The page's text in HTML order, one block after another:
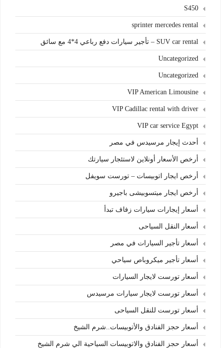
S450
sprinter mercedes rental
SUV car rental – تأجير سيارات دفع رباعي 4*4 مع سائق
Uncategorized
Uncategorized
VIP American Limousine
VIP Cadillac rental with driver
VIP car service Egypt
أحدث إيجار مرسيدس في مصر
أرخص الأسعار أونلاين لاستئجار سيارتك
أرخص ايجار اتوبيسات – تورست سويفل
أرخص ايجار ميتسوبيشى باجيرو
أسعار إيجارات سيارات زفاف تبدأ
أسعار النقل السياحى
أسعار تأجير السيارات في مصر
أسعار تأجير ميكروباص سياحي
أسعار تورست لايجار السيارات
أسعار تورست لايجار سيارات مرسيدس
أسعار تورست للنقل السياحى
أسعار حجز الفنادق والأتوبيسات..شرم الشيخ
أسعار حجز الفنادق والاتوبيسات السياحية الي شرم الشيخ